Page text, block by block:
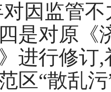
对因监管
是对原《
进行修订
范区“散乱